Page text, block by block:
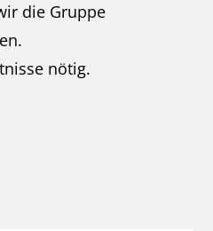
die Gruppe
nötig.